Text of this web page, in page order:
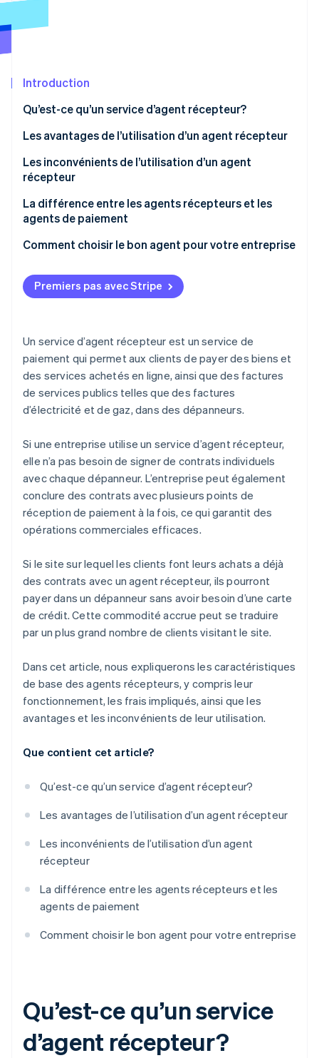
Constitution d'une entreprise
Identity
Stripe Sessions 2026
l’IA.
Regarder
Stripe App Marketplace
Introduction
Qu’est-ce qu’un service d’agent récepteur?
Fonctionnement d’un agent récepteur
Frais pour les services de l’agent récepteur
Les avantages de l’utilisation d’un agent récepteur
Vos opportunités de vente vont se développer
Vous pouvez consolider les contrats avec chaque
entreprise de dépanneur
La gestion des informations de paiement est facile
Les inconvénients de l’utilisation d’un agent
récepteur
Il y a des frais et d’autres coûts impliqués
Il existe un risque de non-encaissement du paiement
Les risques de sécurité peuvent être causés par
l’utilisation d’agents
La différence entre les agents récepteurs et les
agents de paiement
Comment choisir le bon agent pour votre entreprise
Premiers pas avec Stripe
Un service d’agent récepteur est un service de
paiement qui permet aux clients de payer des biens et
des services achetés en ligne, ainsi que des factures
de services publics telles que des factures
d’électricité et de gaz, dans des dépanneurs.
Si une entreprise utilise un service d’agent récepteur,
elle n’a pas besoin de signer de contrats individuels
avec chaque dépanneur. L’entreprise peut également
conclure des contrats avec plusieurs points de
réception de paiement à la fois, ce qui garantit des
opérations commerciales efficaces.
Si le site sur lequel les clients font leurs achats a déjà
des contrats avec un agent récepteur, ils pourront
payer dans un dépanneur sans avoir besoin d’une carte
de crédit. Cette commodité accrue peut se traduire
par un plus grand nombre de clients visitant le site.
Dans cet article, nous expliquerons les caractéristiques
de base des agents récepteurs, y compris leur
fonctionnement, les frais impliqués, ainsi que les
avantages et les inconvénients de leur utilisation.
Que contient cet article?
Qu’est-ce qu’un service d’agent récepteur?
Les avantages de l’utilisation d’un agent récepteur
Les inconvénients de l’utilisation d’un agent
récepteur
La différence entre les agents récepteurs et les
agents de paiement
Comment choisir le bon agent pour votre entreprise
Qu’est-ce qu’un service
d’agent récepteur?